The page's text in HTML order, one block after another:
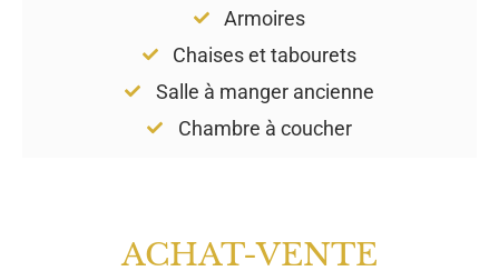
Armoires
Chaises et tabourets
Salle à manger ancienne
Chambre à coucher
ACHAT-VENTE